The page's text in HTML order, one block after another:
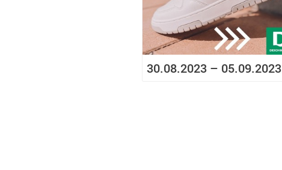
30.08.2023 – 05.09.2023